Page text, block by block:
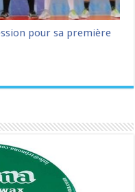
pour sa première